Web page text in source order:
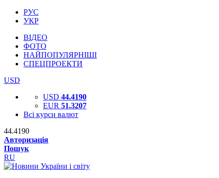
РУС
УКР
ВІДЕО
ФОТО
НАЙПОПУЛЯРНІШІ
СПЕЦПРОЕКТИ
USD
USD 44.4190
EUR 51.3207
Всі курси валют
44.4190
Авторизація
Пошук
RU